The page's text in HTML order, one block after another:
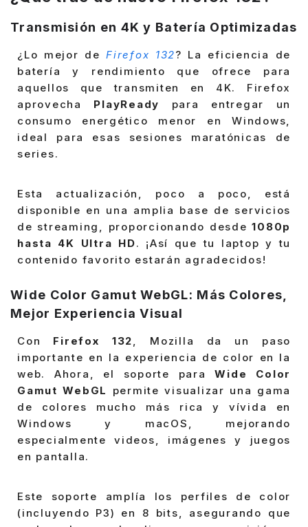
Transmisión en 4K y Batería Optimizadas
¿Lo mejor deFirefox 132? La eficiencia de
batería y rendimiento que ofrece para
aquellos que transmiten en 4K. Firefox
aprovecha PlayReady
para entregar un
consumo energético menor en Windows,
ideal para esas sesiones maratónicas de
series.
Esta actualización, poco a poco, está
disponible en una amplia base de servicios
de streaming, proporcionando desde1080p
hasta 4K Ultra HD. ¡Así que tu laptop y tu
contenido favorito estarán agradecidos!
Wide Color Gamut WebGL: Más Colores,
Mejor Experiencia Visual
Con Firefox 132, Mozilla da un paso
importante en la experiencia de color en la
web. Ahora, el soporte paraWide Color
Gamut WebGL
permite visualizar una gama
de colores mucho más rica y vívida en
Windows y macOS, mejorando
especialmente videos, imágenes y juegos
en pantalla.
Este soporte amplía los perfiles de color
(incluyendo P3) en 8 bits, asegurando que